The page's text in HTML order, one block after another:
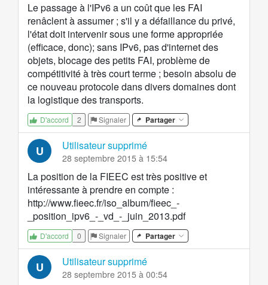
Le passage à l'IPv6 a un coût que les FAI
renâclent à assumer ; s'il y a défaillance du privé,
l'état doit intervenir sous une forme appropriée
(efficace, donc); sans IPv6, pas d'internet des
objets, blocage des petits FAI, problème de
compétitivité à très court terme ; besoin absolu de
ce nouveau protocole dans divers domaines dont
la logistique des transports.
D'accord 2 Signaler Partager
U Utilisateur supprimé
28 septembre 2015 à 15:54
La position de la FIEEC est très positive et
intéressante à prendre en compte :
http://www.fieec.fr/iso_album/fieec_-
_position_ipv6_-_vd_-_juin_2013.pdf
D'accord 0 Signaler Partager
U Utilisateur supprimé
28 septembre 2015 à 00:54